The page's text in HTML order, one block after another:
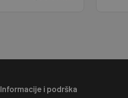
Informacije i podrška